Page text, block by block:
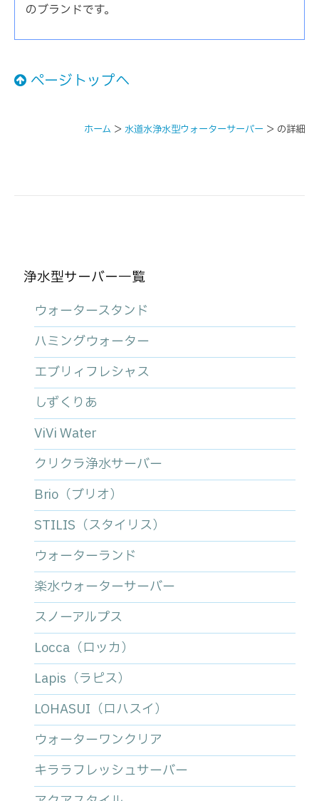
のブランドです。
ページトップへ
ホーム ＞ 水道水浄水型ウォーターサーバー ＞ の詳細
浄水型サーバー一覧
ウォータースタンド
ハミングウォーター
エブリィフレシャス
しずくりあ
ViVi Water
クリクラ浄水サーバー
Brio（ブリオ）
STILIS（スタイリス）
ウォーターランド
楽水ウォーターサーバー
スノーアルプス
Locca（ロッカ）
Lapis（ラピス）
LOHASUI（ロハスイ）
ウォーターワンクリア
キララフレッシュサーバー